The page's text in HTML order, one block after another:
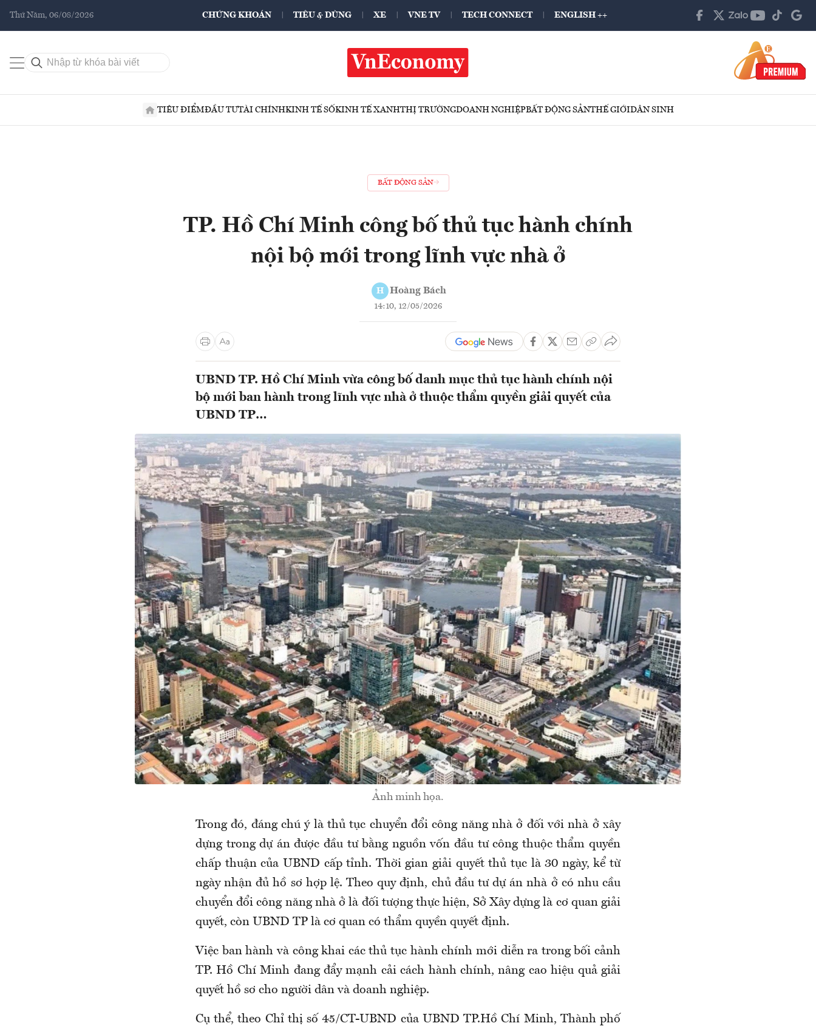
Thứ Năm, 06/08/2026 CHỨNG KHOÁN TIÊU & DÙNG XE VNE TV TECH CONNECT ENGLISH ++
TIÊU ĐIỂMĐẦU TƯTÀI CHÍNHKINH TẾ SỐKINH TẾ XANHTHỊ TRƯỜNGDOANH NGHIỆPBẤT ĐỘNG SẢNTHẾ GIỚIDÂN SINH
BẤT ĐỘNG SẢN
TP. Hồ Chí Minh công bố thủ tục hành chính
nội bộ mới trong lĩnh vực nhà ở
H Hoàng Bách
14:10, 12/05/2026
UBND TP. Hồ Chí Minh vừa công bố danh mục thủ tục hành chính nội
bộ mới ban hành trong lĩnh vực nhà ở thuộc thẩm quyền giải quyết của
UBND TP…
Ảnh minh họa.
Trong đó, đáng chú ý là thủ tục chuyển đổi công năng nhà ở đối với nhà ở xây
dựng trong dự án được đầu tư bằng nguồn vốn đầu tư công thuộc thẩm quyền
chấp thuận của UBND cấp tỉnh. Thời gian giải quyết thủ tục là 30 ngày, kể từ
ngày nhận đủ hồ sơ hợp lệ. Theo quy định, chủ đầu tư dự án nhà ở có nhu cầu
chuyển đổi công năng nhà ở là đối tượng thực hiện, Sở Xây dựng là cơ quan giải
quyết, còn UBND TP là cơ quan có thẩm quyền quyết định.
Việc ban hành và công khai các thủ tục hành chính mới diễn ra trong bối cảnh
TP. Hồ Chí Minh đang đẩy mạnh cải cách hành chính, nâng cao hiệu quả giải
quyết hồ sơ cho người dân và doanh nghiệp.
Cụ thể, theo Chỉ thị số 45/CT-UBND của UBND TP.Hồ Chí Minh, Thành phố